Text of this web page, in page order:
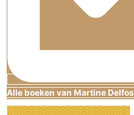
Alle boeken van Martine Delfos